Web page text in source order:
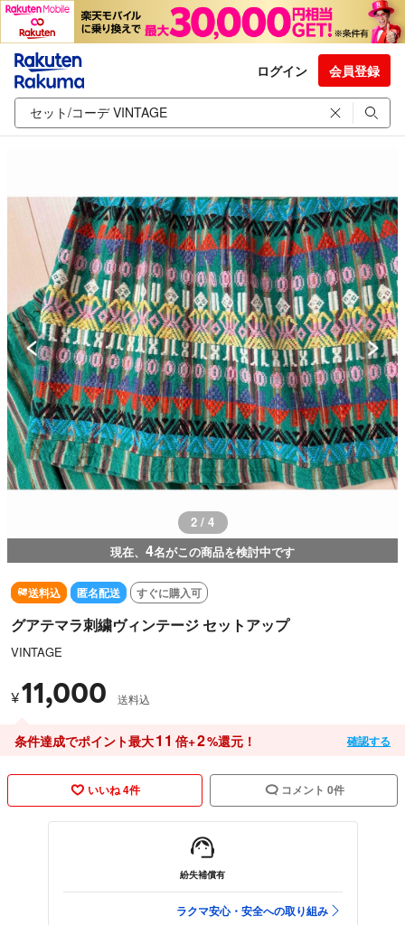
ログイン 会員登録
3 / 4
現在、 4名がこの商品を検討中です
送料込 匿名配送 すぐに購入可
グアテマラ刺繍ヴィンテージ セットアップ
VINTAGE
¥11,000 送料込
条件達成でポイント最大11 倍+2%還元！ 確認する
いいね 4件 コメント 0件
紛失補償有
ラクマ安心・安全への取り組み